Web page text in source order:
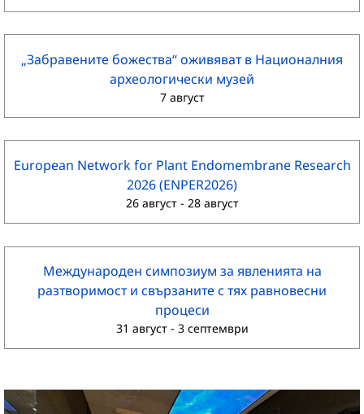
„Забравените божества“ оживяват в Националния
археологически музей
7 август
European Network for Plant Endomembrane Research
2026 (ENPER2026)
26 август- 28 август
Международен симпозиум за явленията на
разтворимост и свързаните с тях равновесни
процеси
31 август- 3 септември